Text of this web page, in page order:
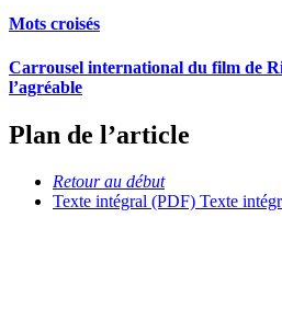
Mots croisés
Carrousel international du film de
l’agréable
Plan de l’article
Retour au début
Texte intégral (PDF) Texte